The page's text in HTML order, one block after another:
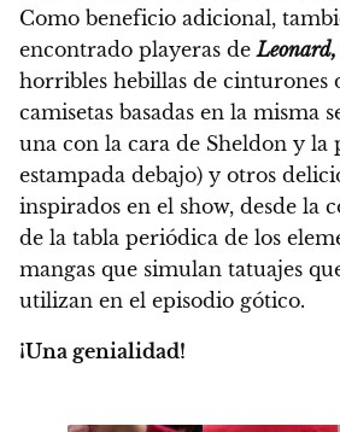
Como beneficio adicional,
encontrado playeras de Leonard,
horribles hebillas de cinturones
camisetas basadas en la misma
una con la cara de Sheldon y la
estampada debajo) y otros
inspirados en el show, desde la
de la tabla periódica de los
mangas que simulan tatuajes
utilizan en el episodio gótico.
¡Una genialidad!